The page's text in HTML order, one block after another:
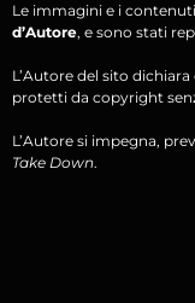
Le immagini e i
d’Autore, e sono stati
L’Autore del sito
protetti da copyright
L’Autore si impegna,
Take Down.